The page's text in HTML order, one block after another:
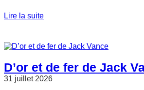
Lire la suite
D’or et de fer de Jack
31 juillet 2026